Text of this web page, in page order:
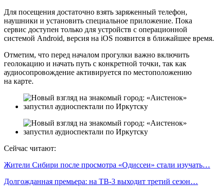
Для посещения достаточно взять заряженный телефон,
наушники и установить специальное приложение. Пока
сервис доступен только для устройств с операционной
системой Android, версия на iOS появится в ближайшее время.
Отметим, что перед началом прогулки важно включить
геолокацию и начать путь с конкретной точки, так как
аудиосопровождение активируется по местоположению
на карте.
Сейчас читают:
Жители Сибири после просмотра «Одиссеи» стали изучать…
Долгожданная премьера: на ТВ-3 выходит третий сезон…